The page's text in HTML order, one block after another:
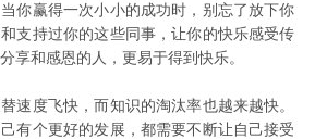
你赢得一次小小的成功时，别忘了放下你
支持过你的这些同事，让你的快乐感受传
享和感恩的人，更易于得到快乐。
度飞快，而知识的淘汰率也越来越快。
有个更好的发展，都需要不断让自己接受